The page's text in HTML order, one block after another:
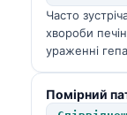
Часто
хвороби
ураженні
Помірний